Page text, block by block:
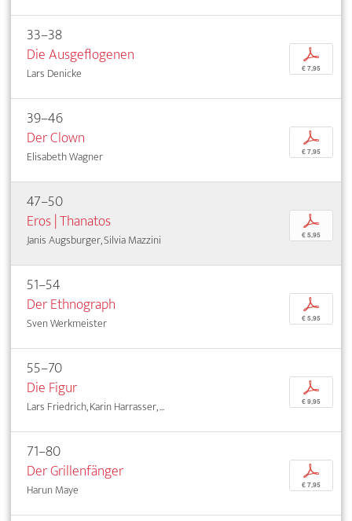
33–38
Die Ausgeflogenen
Lars Denicke
p
€ 7,95
39–46
Der Clown
Elisabeth Wagner
p
€ 7,95
47–50
Eros | Thanatos
Janis Augsburger, Silvia Mazzini
p
€ 5,95
51–54
Der Ethnograph
Sven Werkmeister
p
€ 5,95
55–70
Die Figur
Lars Friedrich, Karin Harrasser, ...
p
€ 9,95
71–80
Der Grillenfänger
Harun Maye
p
€ 7,95